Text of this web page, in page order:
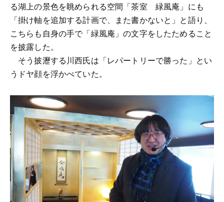
る湖上の景色を眺められる空間「茶室 緑風庵」にも
「掛け軸を追加する計画で、また書かないと」と語り、
こちらも自身の手で「緑風庵」の文字をしたためること
を披露した。
そう披瀝する川西氏は「レパートリーで勝った」とい
うドヤ顔を浮かべていた。